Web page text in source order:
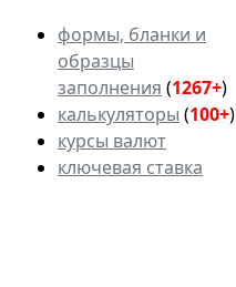
формы, бланки и
образцы
заполнения (1267+)
калькуляторы (100+)
курсы валют
ключевая ставка